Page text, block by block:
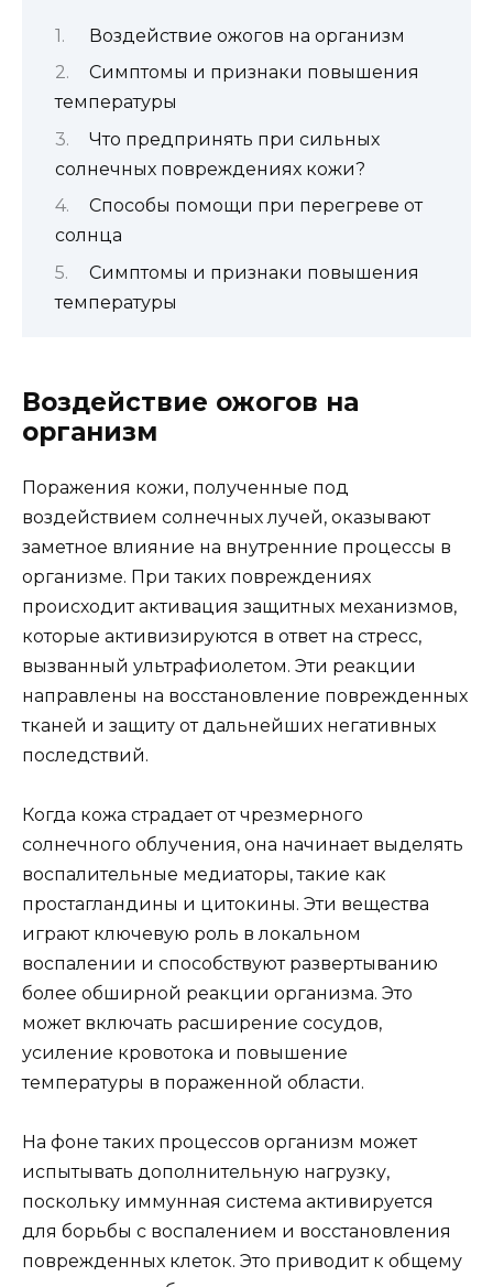
Воздействие ожогов на организм
Симптомы и признаки повышения
температуры
Что предпринять при сильных
солнечных повреждениях кожи?
Способы помощи при перегреве от
солнца
Симптомы и признаки повышения
температуры
Воздействие ожогов на
организм
Поражения кожи, полученные под
воздействием солнечных лучей, оказывают
заметное влияние на внутренние процессы в
организме. При таких повреждениях
происходит активация защитных механизмов,
которые активизируются в ответ на стресс,
вызванный ультрафиолетом. Эти реакции
направлены на восстановление поврежденных
тканей и защиту от дальнейших негативных
последствий.
Когда кожа страдает от чрезмерного
солнечного облучения, она начинает выделять
воспалительные медиаторы, такие как
простагландины и цитокины. Эти вещества
играют ключевую роль в локальном
воспалении и способствуют развертыванию
более обширной реакции организма. Это
может включать расширение сосудов,
усиление кровотока и повышение
температуры в пораженной области.
На фоне таких процессов организм может
испытывать дополнительную нагрузку,
поскольку иммунная система активируется
для борьбы с воспалением и восстановления
поврежденных клеток. Это приводит к общему